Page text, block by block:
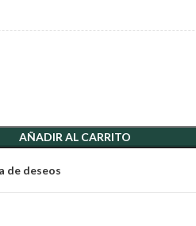
AÑADIR AL CARRITO
de deseos